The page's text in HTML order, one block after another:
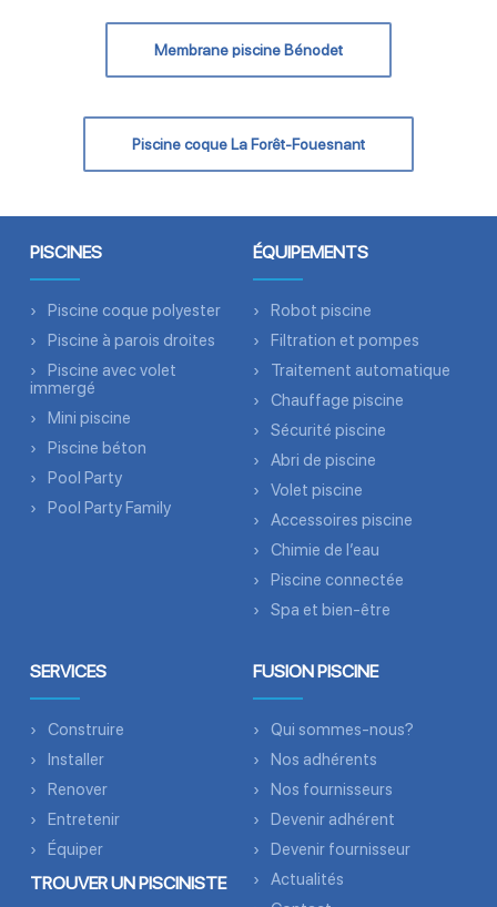
Membrane piscine Bénodet
Piscine coque La Forêt-Fouesnant
PISCINES
Piscine coque polyester
Piscine à parois droites
Piscine avec volet
immergé
Mini piscine
Piscine béton
Pool Party
Pool Party Family
ÉQUIPEMENTS
Robot piscine
Filtration et pompes
Traitement automatique
Chauffage piscine
Sécurité piscine
Abri de piscine
Volet piscine
Accessoires piscine
Chimie de l’eau
Piscine connectée
Spa et bien-être
SERVICES
Construire
Installer
Renover
Entretenir
Équiper
TROUVER UN PISCINISTE
FUSION PISCINE
Qui sommes-nous?
Nos adhérents
Nos fournisseurs
Devenir adhérent
Devenir fournisseur
Actualités